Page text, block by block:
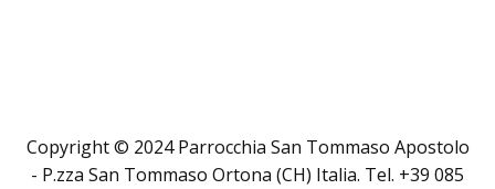
Copyright © 2024 Parrocchia San Tommaso Apostolo
- P.zza San Tommaso Ortona (CH) Italia. Tel. +39 085